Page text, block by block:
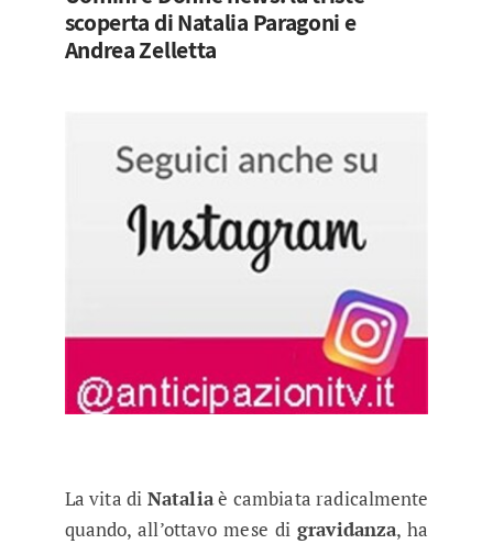
scoperta di Natalia Paragoni e
Andrea Zelletta
La vita di Nataliaè cambiata radicalmente
quando, all’ottavo mese digravidanza, ha